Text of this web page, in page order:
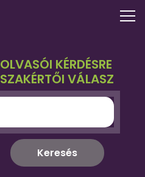
OLVASÓI KÉRDÉSRE
SZAKÉRTŐI VÁLASZ